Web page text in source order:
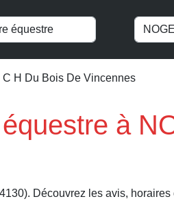
C H Du Bois De Vincennes
à
Découvrez les avis,